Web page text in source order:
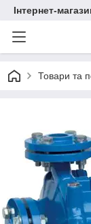
Інтернет-
Товари та